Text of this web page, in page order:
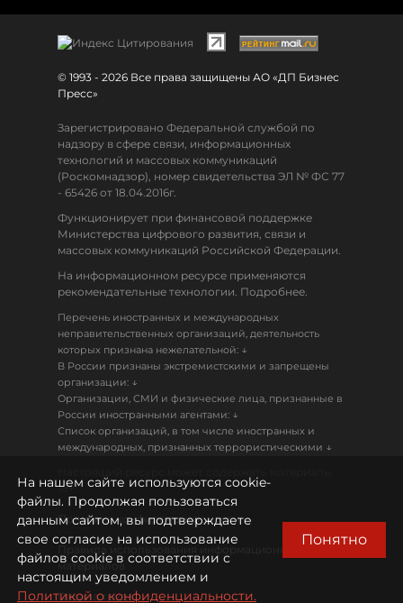
© 1993 - 2026 Все права защищены АО «ДП Бизнес
Пресс»
Зарегистрировано Федеральной службой по
надзору в сфере связи, информационных
технологий и массовых коммуникаций
(Роскомнадзор), номер свидетельства ЭЛ № ФС 77
- 65426 от 18.04.2016г.
Функционирует при финансовой поддержке
Министерства цифрового развития, связи и
массовых коммуникаций Российской Федерации.
На информационном ресурсе применяются
рекомендательные технологии. Подробнее.
Перечень иностранных и международных
неправительственных организаций, деятельность
которых признана нежелательной: ↓
В России признаны экстремистскими и запрещены
организации: ↓
Организации, СМИ и физические лица, признанные в
России иностранными агентами: ↓
Список организаций, в том числе иностранных и
международных, признанных террористическими ↓
18+
Политика конфиденциальности
Правила использования информационных
материалов
Охрана труда
На нашем сайте используются cookie-
файлы. Продолжая пользоваться
данным сайтом, вы подтверждаете
свое согласие на использование
файлов cookie в соответствии с
настоящим уведомлением и
Политикой о конфиденциальности.
Понятно